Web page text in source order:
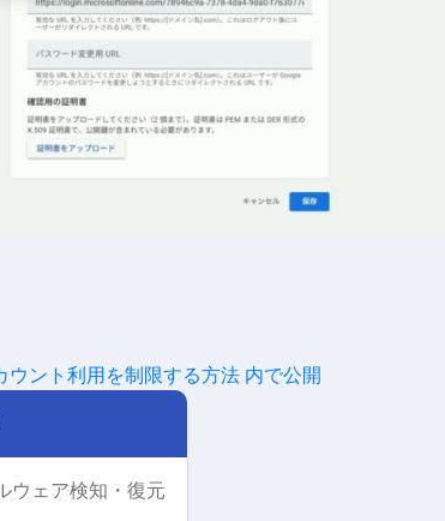
ウント利用を制限する方法 内で公開
ウェア検知・復元